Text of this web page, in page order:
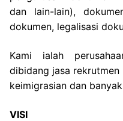
dan lain-lain),
dokumen, legalisasi
Kami ialah
dibidang jasa
keimigrasian dan
VISI